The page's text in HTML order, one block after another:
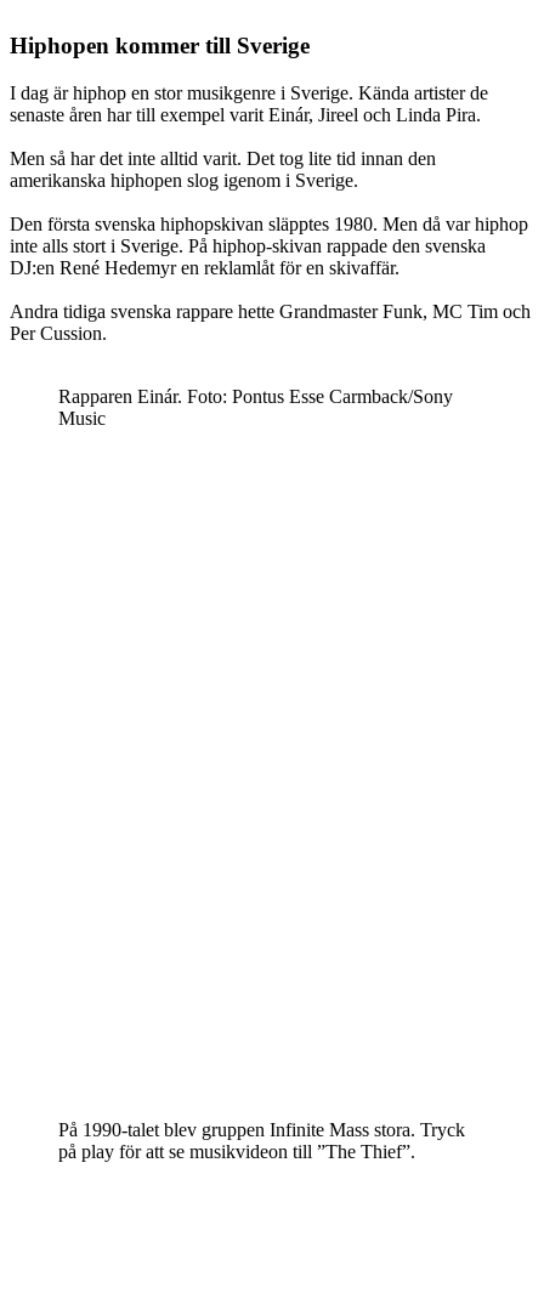
Hiphopen kommer till Sverige
I dag är hiphop en stor musikgenre i Sverige. Kända artister de
senaste åren har till exempel varit Einár, Jireel och Linda Pira.
Men så har det inte alltid varit. Det tog lite tid innan den
amerikanska hiphopen slog igenom i Sverige.
Den första svenska hiphopskivan släpptes 1980. Men då var hiphop
inte alls stort i Sverige. På hiphop-skivan rappade den svenska
DJ:en René Hedemyr en reklamlåt för en skivaffär.
Andra tidiga svenska rappare hette Grandmaster Funk, MC Tim och
Per Cussion.
Rapparen Einár. Foto: Pontus Esse Carmback/Sony
Music
På 1990-talet blev gruppen Infinite Mass stora. Tryck
på play för att se musikvideon till ”The Thief”.